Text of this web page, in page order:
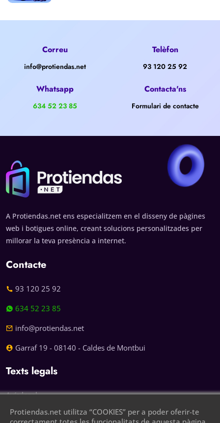
Correu
info@protiendas.net
Telèfon
93 120 25 92
Whatsapp
634 52 23 85
Contacta'ns
Formulari de contacte
A Protiendas.net ens especialitzem en el disseny de pàgines
web i botigues online, creant solucions personalitzades per
millorar la teva presència a internet.
Contacte
93 120 25 92
634 52 23 85
info@protiendas.net
Garraf 19 - 08140 - Caldes de Montbui
Texts legals
Avís legal
Política de privacitat
Protiendas.net utilitza “COOKIES” per a poder oferir-te